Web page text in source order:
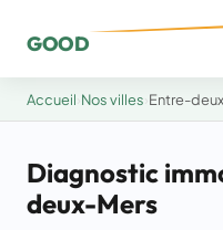
GOOD
Accueil Nos villes Entre-
Diagnostic
deux-Mers